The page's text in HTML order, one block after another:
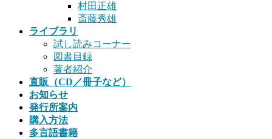
村田正雄
斎藤秀雄
ライブラリ
試し読みコーナー
図書目録
著者紹介
直販（CD／冊子など）
お知らせ
発行所案内
購入方法
多言語書籍